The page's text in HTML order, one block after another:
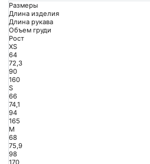
Размеры
Длина изделия
Длина рукава
Объем груди
Рост
XS
64
72,3
90
160
S
66
74,1
94
165
M
68
75,9
98
170